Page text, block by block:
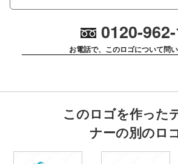
0120-
お電話で、このロゴについて問
このロゴを作った
ナーの別のロ